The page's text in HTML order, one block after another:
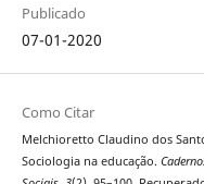
Publicado
07-01-2020
Como Citar
Melchioretto Claudino dos
Sociologia na educação.